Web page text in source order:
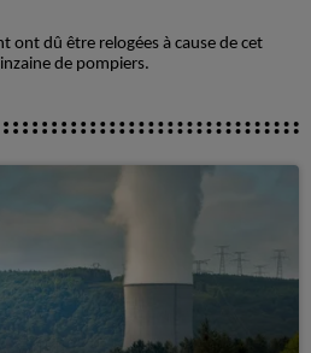
ont dû être relogées à cause de cet
de pompiers.